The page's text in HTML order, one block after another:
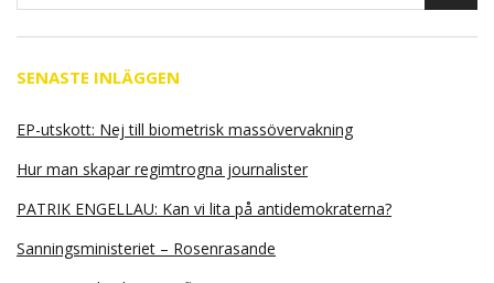
SENASTE INLÄGGEN
EP-utskott: Nej till biometrisk massövervakning
Hur man skapar regimtrogna journalister
PATRIK ENGELLAU: Kan vi lita på antidemokraterna?
Sanningsministeriet – Rosenrasande